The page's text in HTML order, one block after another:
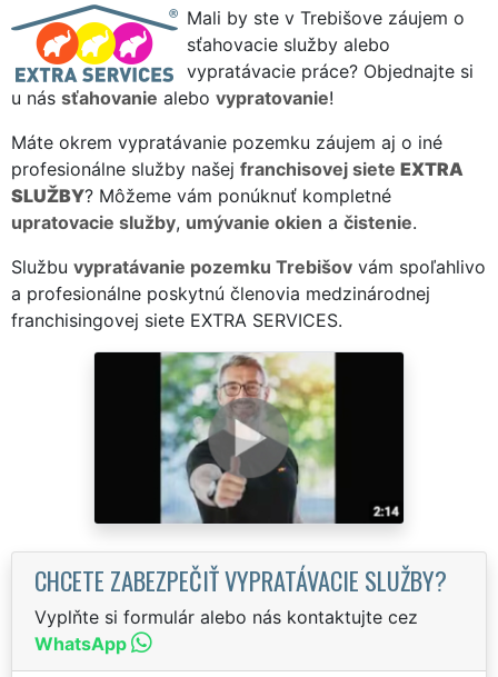
Mali by ste v Trebišove záujem o
sťahovacie služby alebo
vypratávacie práce? Objednajte si
u nás sťahovanie alebo vypratovanie!
Máte okrem vypratávanie pozemku záujem aj o iné
profesionálne služby našej franchisovej siete EXTRA
SLUŽBY? Môžeme vám ponúknuť kompletné
upratovacie služby, umývanie okien a čistenie.
Službu vypratávanie pozemku Trebišov vám spoľahlivo
a profesionálne poskytnú členovia medzinárodnej
franchisingovej siete EXTRA SERVICES.
CHCETE ZABEZPEČIŤ VYPRATÁVACIE SLUŽBY?
Vyplňte si formulár alebo nás kontaktujte cez
WhatsApp